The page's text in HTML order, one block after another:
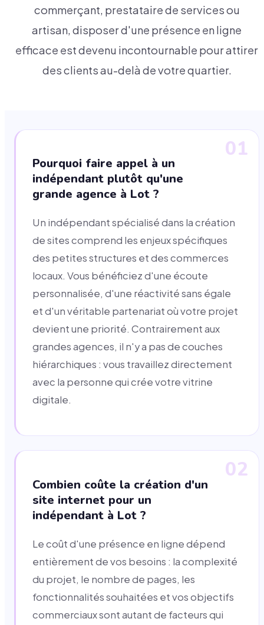
commerçant, prestataire de services ou
artisan, disposer d'une présence en ligne
efficace est devenu incontournable pour attirer
des clients au-delà de votre quartier.
01
Pourquoi faire appel à un
indépendant plutôt qu'une
grande agence à Lot ?
Un indépendant spécialisé dans la création
de sites comprend les enjeux spécifiques
des petites structures et des commerces
locaux. Vous bénéficiez d'une écoute
personnalisée, d'une réactivité sans égale
et d'un véritable partenariat où votre projet
devient une priorité. Contrairement aux
grandes agences, il n'y a pas de couches
hiérarchiques : vous travaillez directement
avec la personne qui crée votre vitrine
digitale.
02
Combien coûte la création d'un
site internet pour un
indépendant à Lot ?
Le coût d'une présence en ligne dépend
entièrement de vos besoins : la complexité
du projet, le nombre de pages, les
fonctionnalités souhaitées et vos objectifs
commerciaux sont autant de facteurs qui